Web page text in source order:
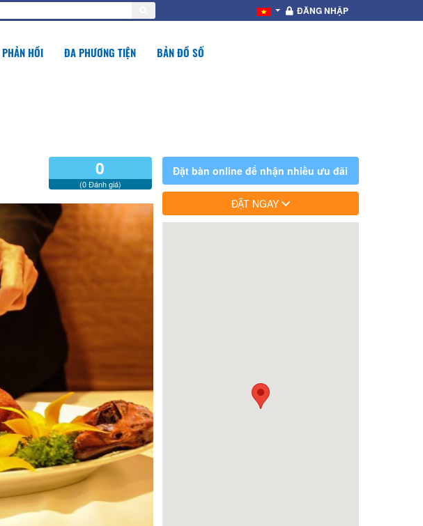
ĐĂNG NHẬP
PHẢN HỒI ĐA PHƯƠNG TIỆN BẢN ĐỒ SỐ
0
(0 Đánh giá)
Đặt bàn online để nhận nhiều ưu đãi
ĐẶT NGAY